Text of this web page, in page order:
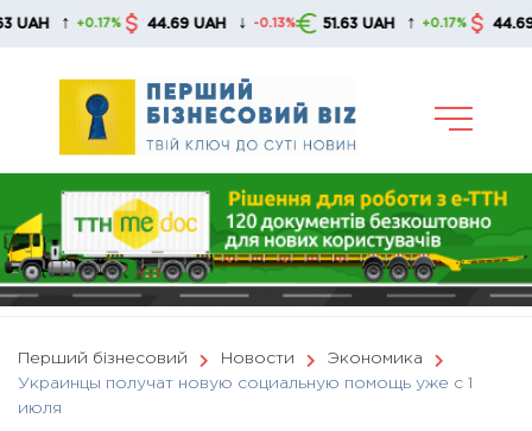
Skip
↑ +0.17% 44.69 UAH ↓ -0.13% 51.63 UAH ↑ +0.17% 44.69 UAH
Перший бізнесовий Новости
Экономика
Украинцы получат новую социальную помощь уже с 1
июля